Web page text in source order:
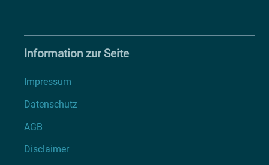
Information zur Seite
Impressum
Datenschutz
AGB
Disclaimer